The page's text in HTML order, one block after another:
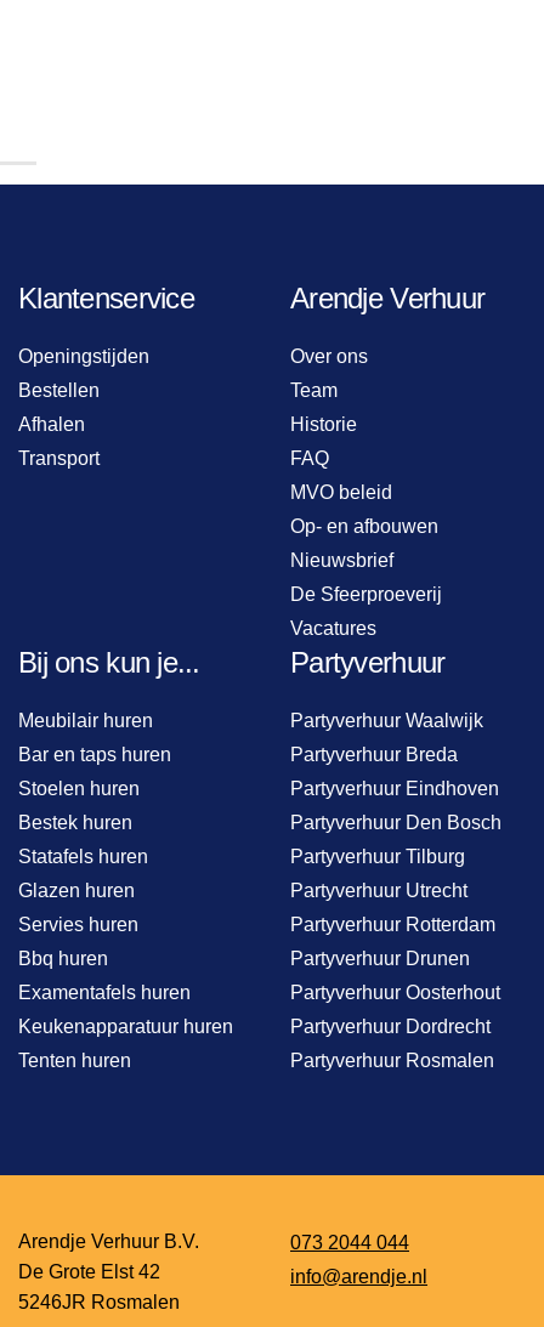
Klantenservice
Openingstijden
Bestellen
Afhalen
Transport
Arendje Verhuur
Over ons
Team
Historie
FAQ
MVO beleid
Op- en afbouwen
Nieuwsbrief
De Sfeerproeverij
Vacatures
Bij ons kun je...
Meubilair huren
Bar en taps huren
Stoelen huren
Bestek huren
Statafels huren
Glazen huren
Servies huren
Bbq huren
Examentafels huren
Keukenapparatuur huren
Tenten huren
Partyverhuur
Partyverhuur Waalwijk
Partyverhuur Breda
Partyverhuur Eindhoven
Partyverhuur Den Bosch
Partyverhuur Tilburg
Partyverhuur Utrecht
Partyverhuur Rotterdam
Partyverhuur Drunen
Partyverhuur Oosterhout
Partyverhuur Dordrecht
Partyverhuur Rosmalen
Arendje Verhuur B.V.
De Grote Elst 42
5246JR Rosmalen
073 2044 044
info@arendje.nl